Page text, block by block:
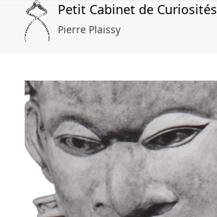
content
Petit Cabinet de Curiosités
Pierre Plaissy
Open
mobile
Close
mobile